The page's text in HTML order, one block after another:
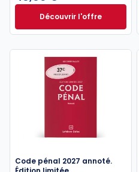
Découvrir l'offre
Le guide pénal
Dès
Code pénal 2027 annoté.